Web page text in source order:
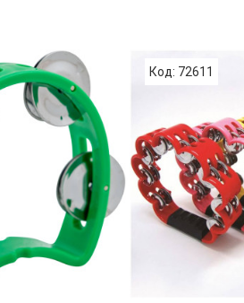
Код: 72611